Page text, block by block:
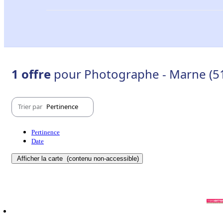
1 offre pour Photographe - Marne
Trier par Pertinence
Pertinence
Date
Afficher la carte (contenu non-accessible)